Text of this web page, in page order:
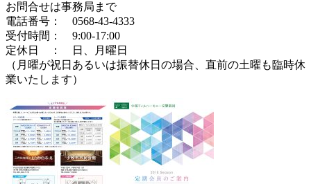
お問合せは事務局まで
電話番号： 0568-43-4333
受付時間： 9:00-17:00
定休日 ： 日、月曜日
（月曜が祝日あるいは振替休日の場合、直前の土曜も臨時休
業いたします）